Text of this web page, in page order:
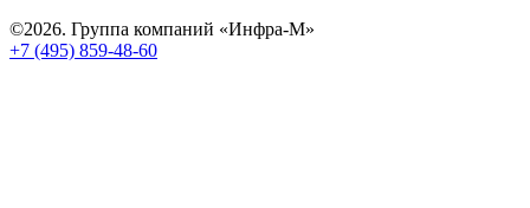
©2026. Группа компаний «Инфра-М»
+7 (495) 859-48-60